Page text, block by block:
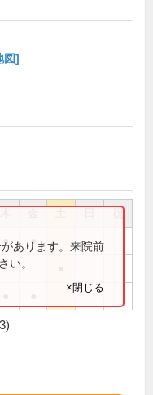
図]
祝
● ●
あります。来院前
い。
×閉じる